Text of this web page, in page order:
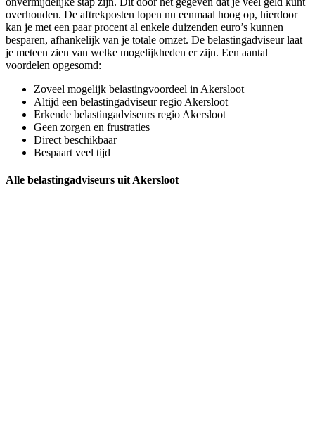
overhouden. De aftrekposten lopen nu eenmaal hoog op, hierdoor
kan je met een paar procent al enkele duizenden euro’s kunnen
besparen, afhankelijk van je totale omzet. De belastingadviseur laat
je meteen zien van welke mogelijkheden er zijn. Een aantal
voordelen opgesomd:
Zoveel mogelijk belastingvoordeel in Akersloot
Altijd een belastingadviseur regio Akersloot
Erkende belastingadviseurs regio Akersloot
Geen zorgen en frustraties
Direct beschikbaar
Bespaart veel tijd
Alle belastingadviseurs uit Akersloot